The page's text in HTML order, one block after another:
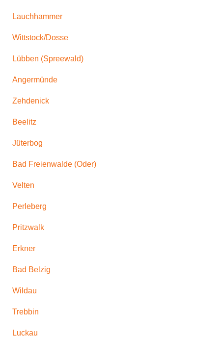
Lauchhammer
Wittstock/Dosse
Lübben (Spreewald)
Angermünde
Zehdenick
Beelitz
Jüterbog
Bad Freienwalde (Oder)
Velten
Perleberg
Pritzwalk
Erkner
Bad Belzig
Wildau
Trebbin
Luckau